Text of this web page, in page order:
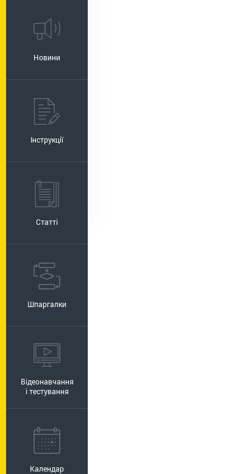
Новини
Інструкції
Статті
Шпаргалки
Відеонавчання
і тестування
Календар